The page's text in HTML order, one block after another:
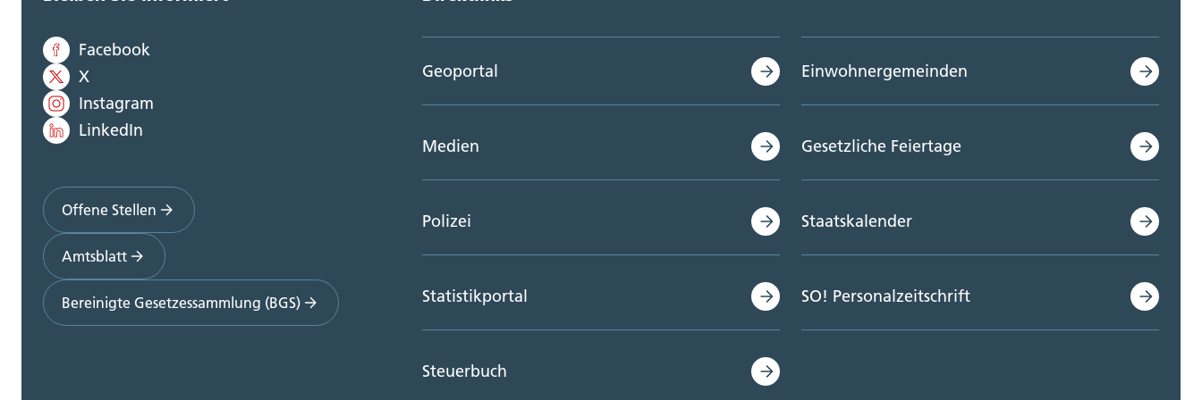
Facebook
X
Instagram
LinkedIn
Offene Stellen
Amtsblatt
Bereinigte Gesetzessammlung (BGS)
Geoportal
Medien
Polizei
Statistikportal
Steuerbuch
Einwohnergemeinden
Gesetzliche Feiertage
Staatskalender
SO! Personalzeitschrift